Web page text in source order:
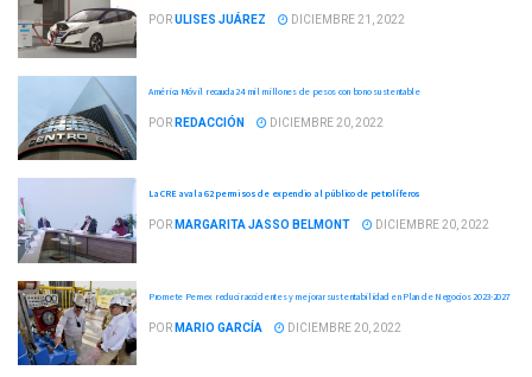
PORULISES JUÁREZ DICIEMBRE 21, 2022
América Móvil recauda 24 mil millones de pesos con bono sustentable
POR REDACCIÓN DICIEMBRE 20, 2022
La CRE avala 62 permisos de expendio al público de petrolíferos
POR MARGARITA JASSO BELMONT DICIEMBRE 20, 2022
Promete Pemex reducir accidentes y mejorar sustentabilidad en Plan de Negocios 2023-2027
POR MARIO GARCÍA DICIEMBRE 20, 2022